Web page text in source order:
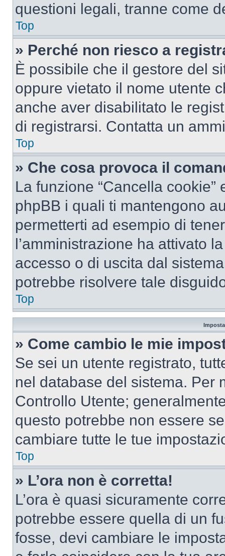
questioni legali, tranne come
Top
» Perché non riesco a
È possibile che il gestore del
oppure vietato il nome utente
anche aver disabilitato le
di registrarsi. Contatta un
Top
» Che cosa provoca il
La funzione “Cancella
phpBB i quali ti mantengono
permetterti ad esempio di
l’amministrazione ha attivato
accesso o di uscita dal
potrebbe risolvere tale
Top
» Come cambio le mie
Se sei un utente registrato,
nel database del sistema. Per
Controllo Utente;
questo potrebbe non essere
cambiare tutte le tue
Top
» L’ora non è corretta!
L’ora è quasi sicuramente
potrebbe essere quella di un
fosse, devi cambiare le